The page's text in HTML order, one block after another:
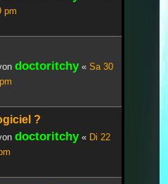
pm
doctoritchy« Sa 30
?
doctoritchy« Di 22